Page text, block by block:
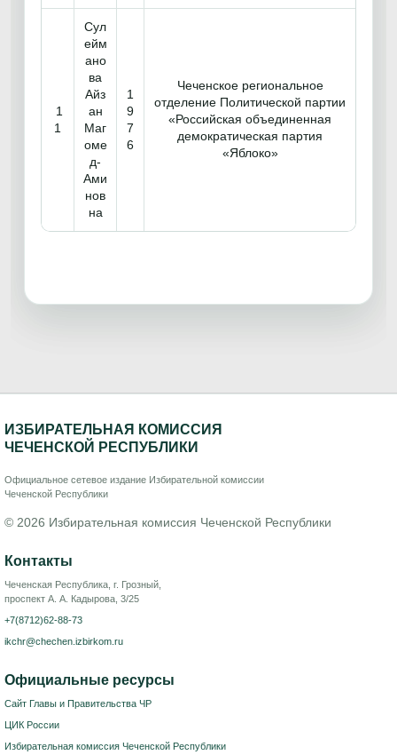
1
1
Сул
ейм
ано
ва
Айз
ан
Маг
оме
д-
Ами
нов
на
1
9
7
6
Чеченское региональное
отделение Политической партии
«Российская объединенная
демократическая партия
«Яблоко»
ИЗБИРАТЕЛЬНАЯ КОМИССИЯ
ЧЕЧЕНСКОЙ РЕСПУБЛИКИ
Официальное сетевое издание Избирательной комиссии
Чеченской Республики
© 2026 Избирательная комиссия Чеченской Республики
Контакты
Чеченская Республика, г. Грозный,
проспект А. А. Кадырова, 3/25
+7(8712)62-88-73
ikchr@chechen.izbirkom.ru
Официальные ресурсы
Сайт Главы и Правительства ЧР
ЦИК России
Избирательная комиссия Чеченской Республики